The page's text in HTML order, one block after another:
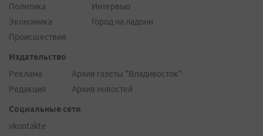
Политика
Экономика
Происшествия
Интервью
Город на ладони
Издательство
Реклама
Редакция
Архив газеты "Владивосток"
Архив новостей
Социальные сети
vkontakte